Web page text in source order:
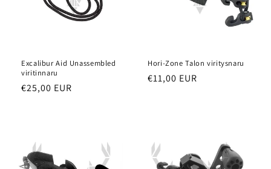
Excalibur Aid Unassembled
viritinnaru
Normaalihinta
€25,00 EUR
Hori-Zone Talon viritysnaru
Normaalihinta
€11,00 EUR